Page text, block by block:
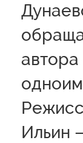
Ильин